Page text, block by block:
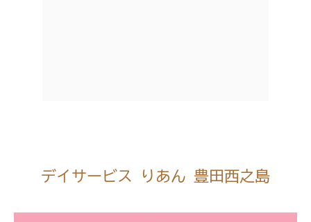
デイサービス りあん 豊田西之島